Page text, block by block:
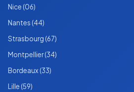
Nice (06)
Nantes (44)
Strasbourg (67)
Montpellier (34)
Bordeaux (33)
Lille (59)